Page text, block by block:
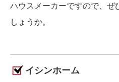
ハウスメーカーですので、ぜ
しょうか。
イシンホーム